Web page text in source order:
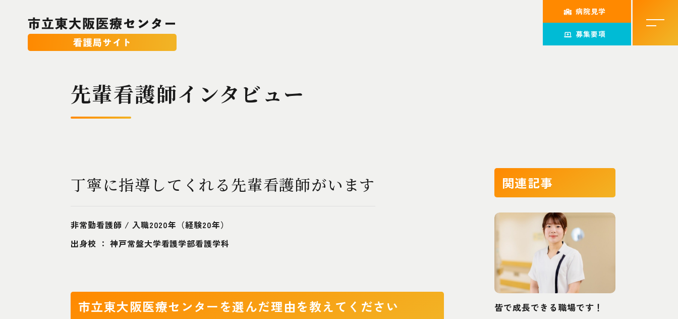
病院見学
募集要項
先輩看護師インタビュー
丁寧に指導してくれる先輩看護師がいます
非常勤看護師 / 入職2020年（経験20年）
出身校 ： 神戸常盤大学看護学部看護学科
市立東大阪医療センターを選んだ理由を教えてください
関連記事
皆で成長できる職場です！